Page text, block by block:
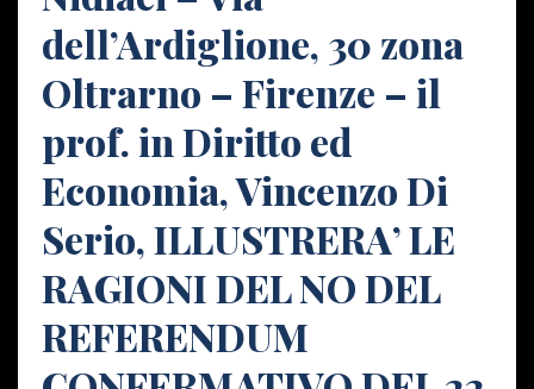
dell’Ardiglione, 30 zona
Oltrarno – Firenze – il
prof. in Diritto ed
Economia, Vincenzo Di
Serio, ILLUSTRERA’ LE
RAGIONI DEL NO DEL
REFERENDUM